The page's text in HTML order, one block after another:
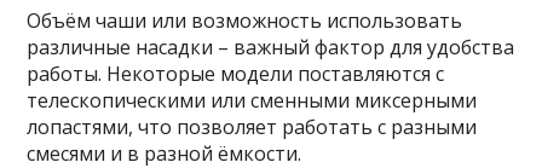
Объём чаши или возможность использовать
различные насадки – важный фактор для удобства
работы. Некоторые модели поставляются с
телескопическими или сменными миксерными
лопастями, что позволяет работать с разными
смесями и в разной ёмкости.